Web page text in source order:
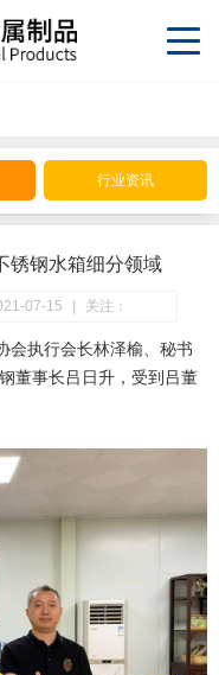
行业资讯
锈钢水箱细分领域
07-15 关注：
会执行会长林泽榆、秘书
董事长吕日升，受到吕董